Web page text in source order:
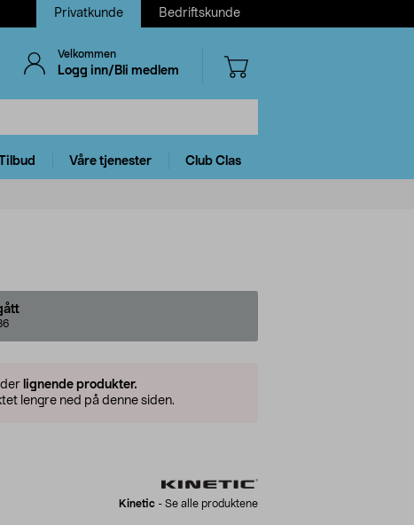
Privatkunde Bedriftskunde
Velkommen
Logg inn/Bli medlem
Våre tjenester Club Clas
lignende produkter.
lengre ned på denne siden.
Kinetic - Se alle produktene